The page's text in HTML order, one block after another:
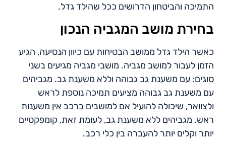
התמיכה והביטחון הדרושים ככל שהילד גדל.
בחירת מושב המגביה הנכון
כאשר הילד גדל ממושב הבטיחות עם כיוון הנסיעה, הגיע
הזמן לעבור למושב מגביה. מושבי מגביה מגיעים בשני
סוגים: עם משענת גב גבוהה וללא משענת גב. מגביהים
עם משענת גב גבוהה מציעים תמיכה נוספת לראש
ולצוואר, שיכולה להועיל אם למושבים ברכב אין משענות
ראש. מגביהים ללא משענת גב, לעומת זאת, קומפקטיים
יותר וקלים יותר להעברה בין כלי רכב.